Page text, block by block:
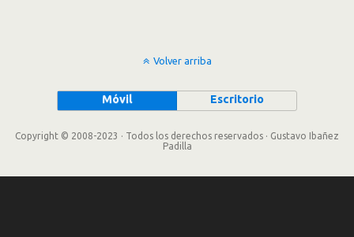
Volver arriba
Móvil Escritorio
Copyright © 2008-2023 · Todos los derechos reservados · Gustavo Ibañez
Padilla